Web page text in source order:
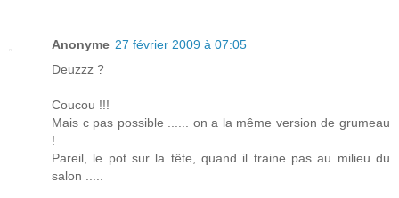
Anonyme 27 février 2009 à 07:05
Deuzzz ?
Coucou !!!
Mais c pas possible ...... on a la même version de grumeau
!
Pareil, le pot sur la tête, quand il traine pas au milieu du
salon .....